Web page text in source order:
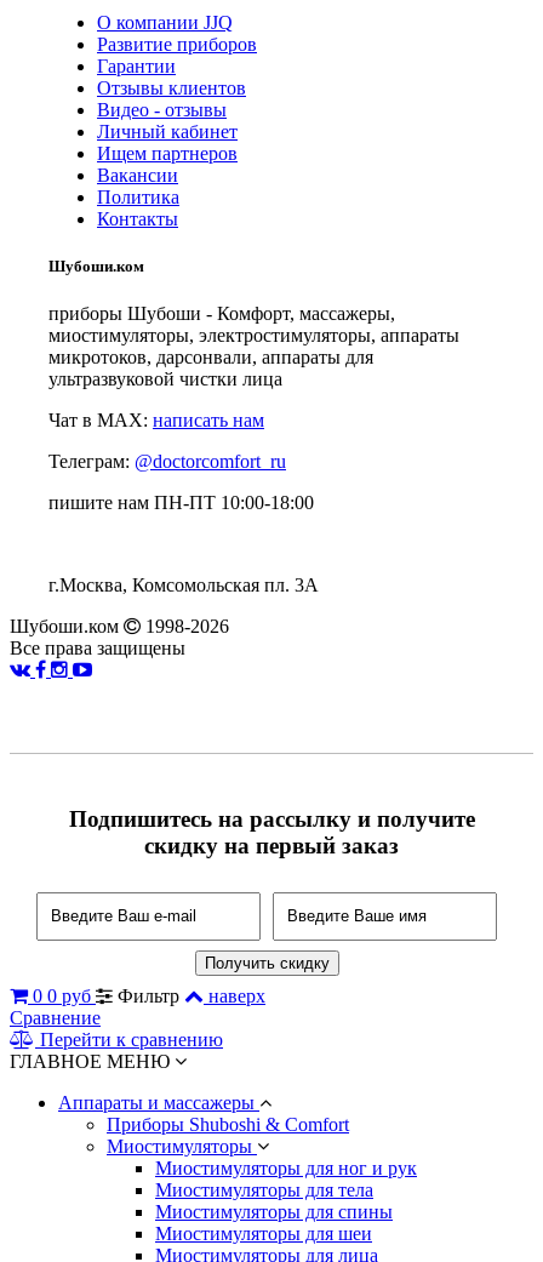
О компании JJQ
Развитие приборов
Гарантии
Отзывы клиентов
Видео - отзывы
Личный кабинет
Ищем партнеров
Вакансии
Политика
Контакты
Шубоши.ком
приборы Шубоши - Комфорт, массажеры,
миостимуляторы, электростимуляторы, аппараты
микротоков, дарсонвали, аппараты для
ультразвуковой чистки лица
Чат в MAX: написать нам
Телеграм: @doctorcomfort_ru
пишите нам ПН-ПТ 10:00-18:00
г.Москва, Комсомольская пл. 3А
Шубоши.ком
1998-2026
Все права защищены
Подпишитесь на рассылку и получите
скидку на первый заказ
0 0 руб Фильтр
наверх
Сравнение
Перейти к сравнению
ГЛАВНОЕ МЕНЮ
Аппараты и массажеры
Приборы Shuboshi & Comfort
Миостимуляторы
Миостимуляторы для ног и рук
Миостимуляторы для тела
Миостимуляторы для спины
Миостимуляторы для шеи
Миостимуляторы для лица